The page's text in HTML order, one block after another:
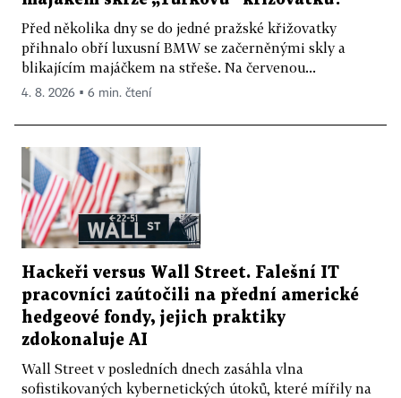
Před několika dny se do jedné pražské křižovatky
přihnalo obří luxusní BMW se začerněnými skly a
blikajícím majáčkem na střeše. Na červenou...
4. 8. 2026 ▪ 6 min. čtení
Hackeři versus Wall Street. Falešní IT
pracovníci zaútočili na přední americké
hedgeové fondy, jejich praktiky
zdokonaluje AI
Wall Street v posledních dnech zasáhla vlna
sofistikovaných kybernetických útoků, které mířily na